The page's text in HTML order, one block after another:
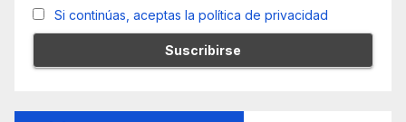
Si continúas, aceptas la política de privacidad